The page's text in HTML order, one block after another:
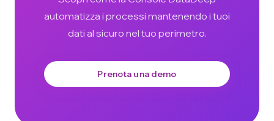
automatizza i processi mantenendo i tuoi
dati al sicuro nel tuo perimetro.
Prenota una demo